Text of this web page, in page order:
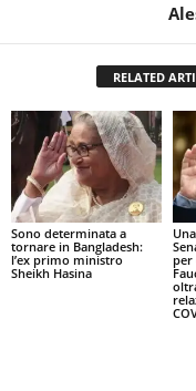
RELATED
Sono determinata a
tornare in Bangladesh:
l’ex primo ministro
Sheikh Hasina
per